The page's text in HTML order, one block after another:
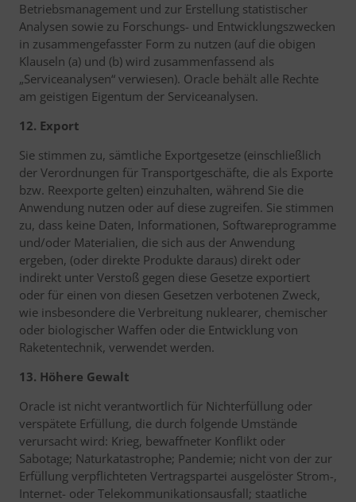
Betriebsmanagement und zur Erstellung statistischer
Analysen sowie zu Forschungs- und Entwicklungszwecken
in zusammengefasster Form zu nutzen (auf die obigen
Klauseln (a) und (b) wird zusammenfassend als
„Serviceanalysen“ verwiesen). Oracle behält alle Rechte
am geistigen Eigentum der Serviceanalysen.
12. Export
Sie stimmen zu, sämtliche Exportgesetze (einschließlich
der Verordnungen für Transportgeschäfte, die als Exporte
bzw. Reexporte gelten) einzuhalten, während Sie die
Anwendung nutzen oder auf diese zugreifen. Sie stimmen
zu, dass keine Daten, Informationen, Softwareprogramme
und/oder Materialien, die sich aus der Anwendung
ergeben, (oder direkte Produkte daraus) direkt oder
indirekt unter Verstoß gegen diese Gesetze exportiert
oder für einen von diesen Gesetzen verbotenen Zweck,
wie insbesondere die Verbreitung nuklearer, chemischer
oder biologischer Waffen oder die Entwicklung von
Raketentechnik, verwendet werden.
13. Höhere Gewalt
Oracle ist nicht verantwortlich für Nichterfüllung oder
verspätete Erfüllung, die durch folgende Umstände
verursacht wird: Krieg, bewaffneter Konflikt oder
Sabotage; Naturkatastrophe; Pandemie; nicht von der zur
Erfüllung verpflichteten Vertragspartei ausgelöster Strom-,
Internet- oder Telekommunikationsausfall; staatliche